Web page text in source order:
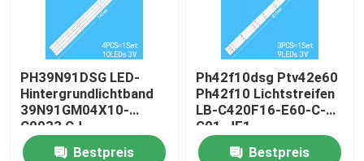
PH39N91DSG LED-
Hintergrundlichtband
39N91GM04X10-
C0033 CJ
1.30.139N91007R V0
Bestpreis
Ph42f10dsg Ptv42e60
Ph42f10 Lichtstreifen
LB-C420F16-E60-C-
G01-JF1
Bestpreis